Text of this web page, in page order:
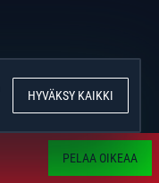
PELAA OIKEAA
HYVÄKSY KAIKKI